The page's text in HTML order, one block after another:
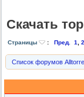
Скачать
Страницы : Пред. 1, 2
Список форумов